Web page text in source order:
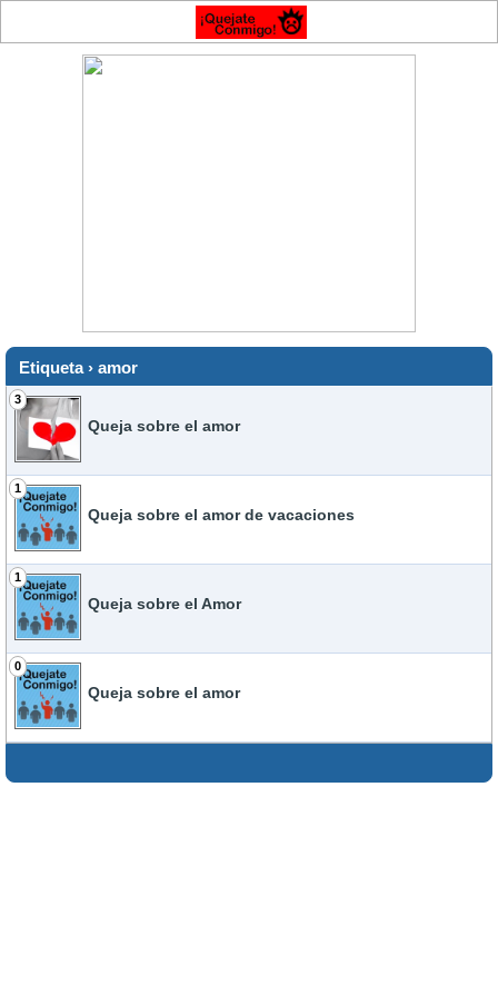
Etiqueta › amor
3
Queja sobre el amor
1
Queja sobre el amor de vacaciones
1
Queja sobre el Amor
0
Queja sobre el amor